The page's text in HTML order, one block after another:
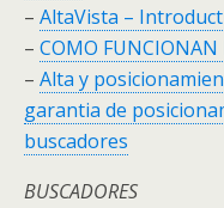
– AltaVista –
– COMO FUNCIONAN
– Alta y
garantia de
buscadores
BUSCADORES